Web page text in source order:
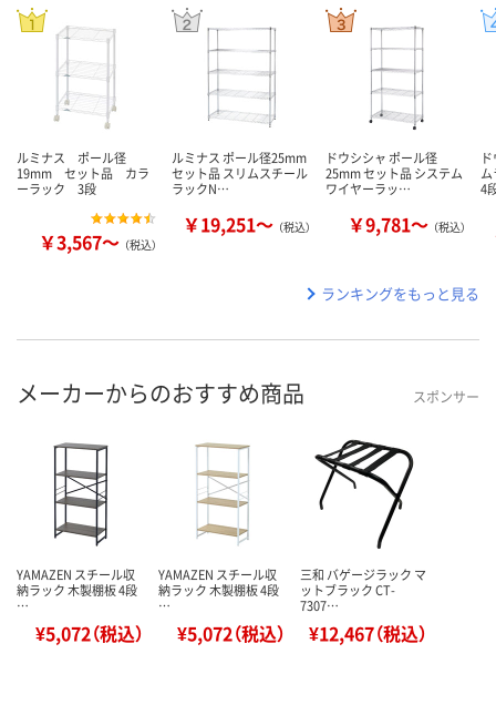
ルミナス ポール径
19mm セット品 カラ
ーラック 3段
￥3,567～ （税込）
ルミナス ポール径25mm
セット品 スリムスチール
ラックN…
￥19,251～ （税込）
ドウシシャ ポール径
25mm セット品 システム
ワイヤーラッ…
￥9,781～ （税込）
4
ランキングをもっと見る
メーカーからのおすすめ商品 スポンサー
YAMAZEN スチール収
納ラック 木製棚板 4段
…
¥5,072（税込）
YAMAZEN スチール収
納ラック 木製棚板 4段
…
¥5,072（税込）
三和 バゲージラック マ
ットブラック CT-
7307…
¥12,467（税込）